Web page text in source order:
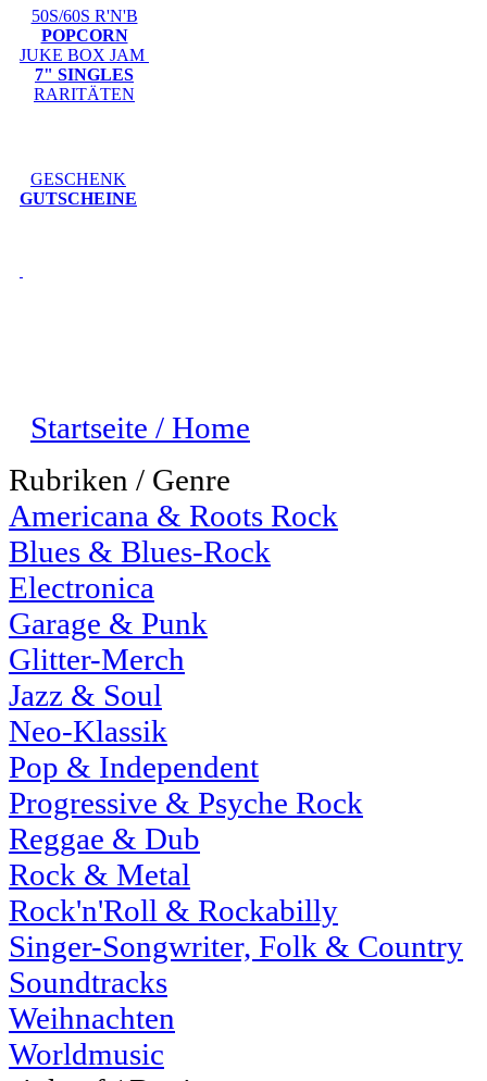
50S/60S R'N'B
POPCORN
JUKE BOX JAM
7" SINGLES
RARITÄTEN
GESCHENK
GUTSCHEINE
Startseite / Home
Rubriken / Genre
Americana & Roots Rock
Blues & Blues-Rock
Electronica
Garage & Punk
Glitter-Merch
Jazz & Soul
Neo-Klassik
Pop & Independent
Progressive & Psyche Rock
Reggae & Dub
Rock & Metal
Rock'n'Roll & Rockabilly
Singer-Songwriter, Folk & Country
Soundtracks
Weihnachten
Worldmusic